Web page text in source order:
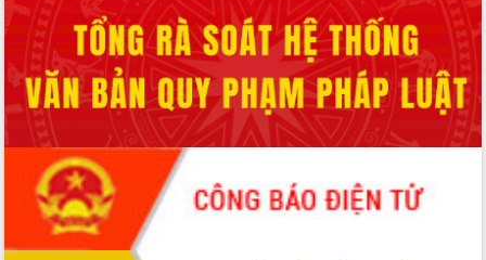
Triển khai đồng bộ đo đạc, lập hồ sơ
địa chính, hoàn thiện cơ sở dữ liệu đất
đai
Ứng dụng sinh trắc học - Bước tiến
trong hành trình chuyển đổi số tại Đắk
Lắk
Đắk Lắk nâng cao hiệu quả công tác
Đảng từ Sổ tay đảng viên điện tử
Đắk Lắk đẩy mạnh nuôi biển công
nghệ, hướng tới phát triển thủy sản
bền vững